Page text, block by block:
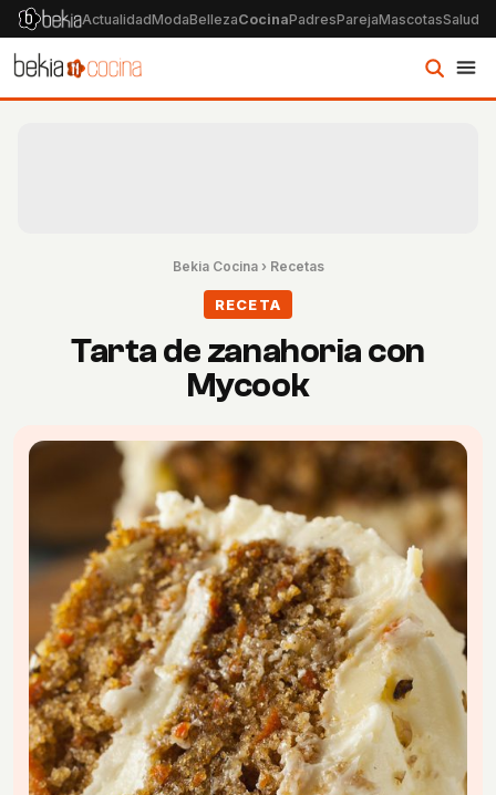
ActualidadModaBellezaCocinaPadresParejaMascotasSalud
Bekia Cocina› Recetas
RECETA
Tarta de zanahoria con
Mycook